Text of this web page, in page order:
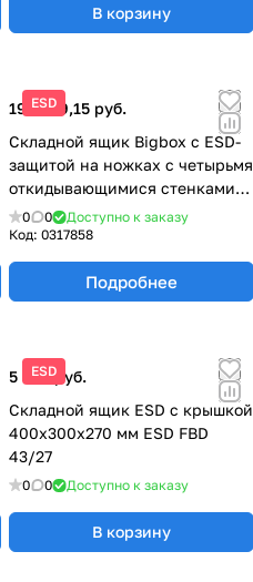
В корзину
ESD
190 189,15 руб.
Складной ящик Bigbox с ESD-
защитой на ножках с четырьмя
откидывающимися стенками
1200x800x1000 мм ESD KLK
1208
0 0
Доступно к заказу
Код: 0317858
Подробнее
ESD
5 700 руб.
Складной ящик ESD с крышкой
400x300x270 мм ESD FBD
43/27
0 0 Доступно к заказу
В корзину